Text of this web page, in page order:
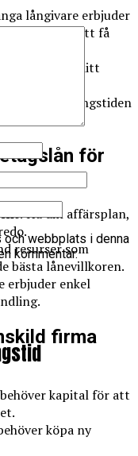
långivare erbjuder
det enkelt att få
utifrån ditt
återbetalningstiden
för
: Ha din affärsplan,
resurser som
bästa lånevillkoren.
erbjuder enkel
firma
kapital för att
köpa ny
och webbplats i denna
kommentar.